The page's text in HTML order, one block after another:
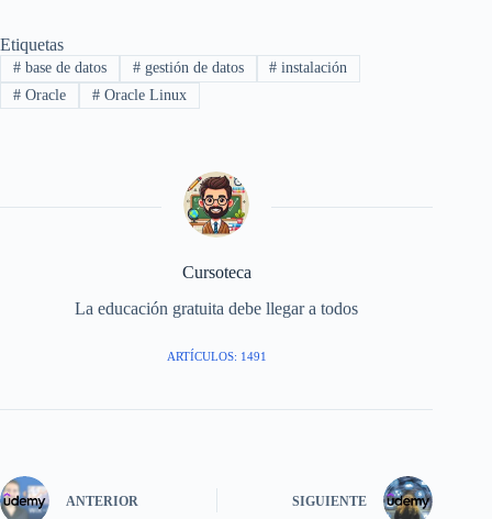
Etiquetas
#base de datos #gestión de datos # instalación
#Oracle #Oracle Linux
Cursoteca
La educación gratuita debe llegar a todos
ARTÍCULOS: 1491
ANTERIOR SIGUIENTE